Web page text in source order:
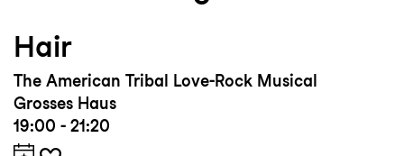
Hair
The American Tribal Love-Rock Musical
Grosses Haus
19:00 - 21:20